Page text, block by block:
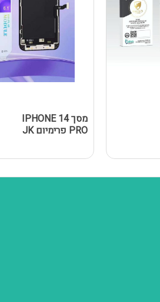
מסך IPHONE 14
PRO פרימיום JK